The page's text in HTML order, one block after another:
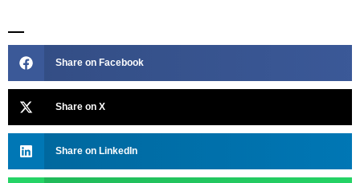
Share on Facebook
Share on X
Share on LinkedIn